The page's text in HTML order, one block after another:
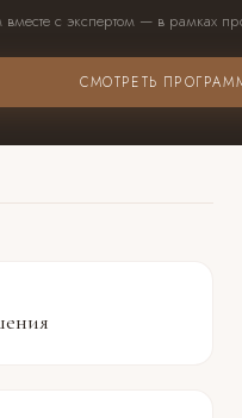
вместе с экспертом — в рамках
СМОТРЕТЬ